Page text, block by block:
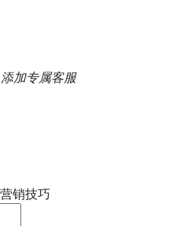
添加专属客服
销技巧